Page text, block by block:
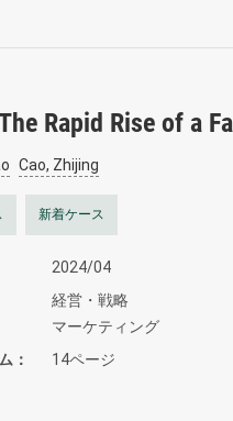
Rapid Rise of a
Cao, Zhijing
新着ケース
2024/04
経営・戦略
マーケティング
14ページ